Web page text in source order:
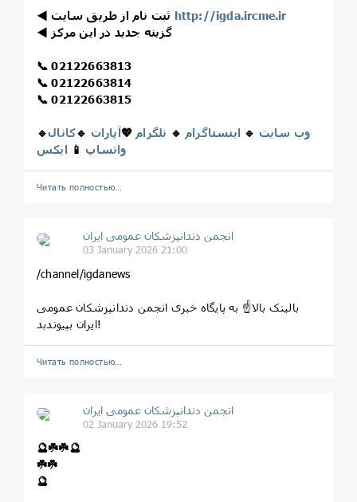
◀️
http://igda.ircme.ir
◀️ گزینه جدید در این مرکز
📞 02122663813
📞 02122663814
📞 02122663815
🔹 وب سایت 🔹 اینستاگرام 🔹 تلگرام 💖آپارات 🔹کانال
واتساپ 📱 ایکس
Читать полностью…
انجمن دندانپزشکان عمومی ایران
03 January 2026 21:00
/channel/igdanews
بالینک بالا☝️ به پایگاه خبری انجمن دندانپزشکان عمومی
ایران بپیوندبد!
Читать полностью…
انجمن دندانپزشکان عمومی ایران
02 January 2026 19:52
🔮☘️☘️🔮
☘️☘️
🔮